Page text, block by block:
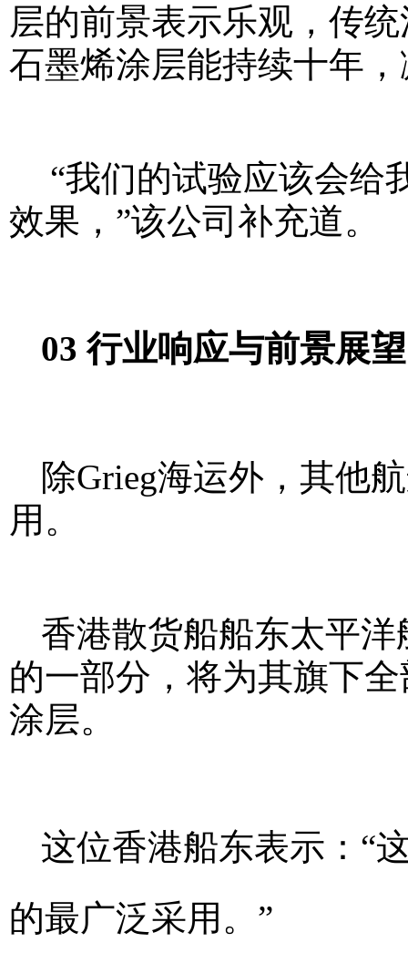
层的前景表示乐观，传
石墨烯涂层能持续十年
“我们的试验应该会给
效果，”该公司补充道。
03 行业响应与前景展望
除Grieg海运外，其他
用。
香港散货船船东太平洋
的一部分，将为其旗下
涂层。
这位香港船东表示：“
的最广泛采用。”